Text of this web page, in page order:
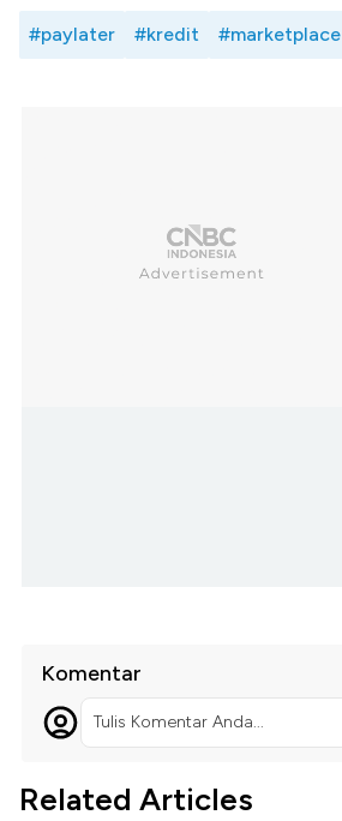
#paylater #kredit #marketplace
Komentar
Tulis Komentar Anda...
Related Articles